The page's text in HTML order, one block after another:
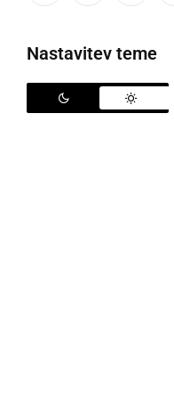
Nastavitev teme
Narava